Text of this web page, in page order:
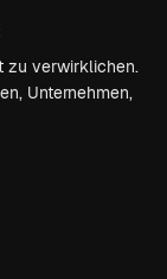
zu verwirklichen.
Unternehmen,